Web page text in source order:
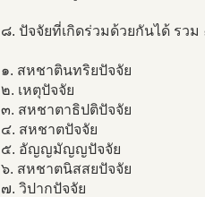
๘. ปัจจัยที่เกิดร่วมด้วยกันได้ รว
๑. สหชาตินทริยปัจจัย
๒. เหตุปัจจัย
๓. สหชาตาธิปติปัจจัย
๔. สหชาตปัจจัย
๕. อัญญมัญญปัจจัย
๖. สหชาตนิสสยปัจจัย
๗. วิปากปัจจัย